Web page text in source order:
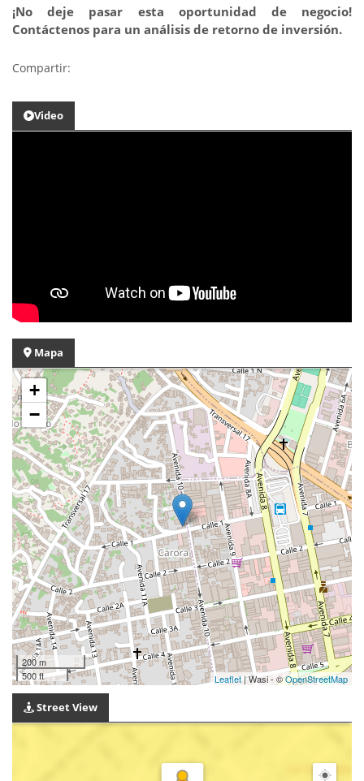
¡No deje pasar esta oportunidad de negocio!
Contáctenos para un análisis de retorno de inversión.
Compartir:
Video
Mapa
+
−
200 m
500 ft
Leaflet| Wasi - ©OpenStreetMap
Street View